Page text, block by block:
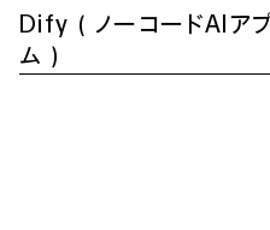
Dify（ノーコードAIア
ム）